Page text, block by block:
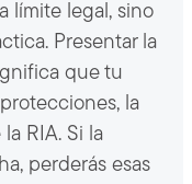
límite legal, sino
Presentar la
que tu
la
RIA. Si la
perderás esas